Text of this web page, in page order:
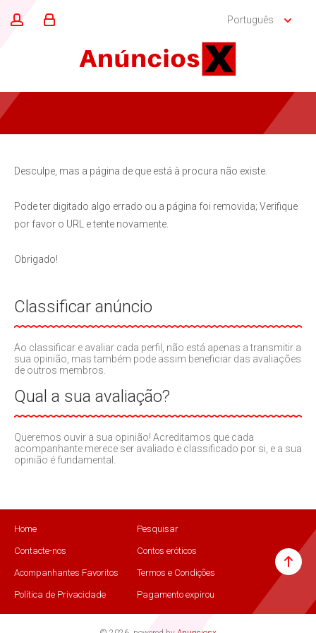
Português
Desculpe, mas a página de que está à procura não existe.
Pode ter digitado algo errado ou a página foi removida; Verifique
por favor o URL e tente novamente.
Obrigado!
Classificar anúncio
Ao classificar e avaliar cada perfil, não está apenas a transmitir a
sua opinião, mas também pode assim beneficiar das avaliações
de outros membros.
Qual a sua avaliação?
Queremos ouvir a sua opinião! Acreditamos que cada
acompanhante merece ser avaliado e classificado por si, e a sua
opinião é fundamental.
Home Pesquisar
Contacte-nos Contos eróticos
Acompanhantes Favoritos Termos e Condições
Política de Privacidade Pagamento expirou